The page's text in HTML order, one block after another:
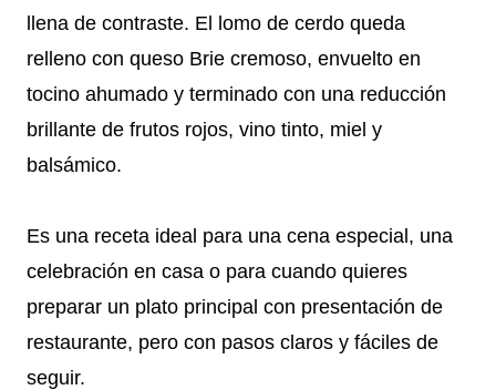
llena de contraste. El lomo de cerdo queda
relleno con queso Brie cremoso, envuelto en
tocino ahumado y terminado con una reducción
brillante de frutos rojos, vino tinto, miel y
balsámico.
Es una receta ideal para una cena especial, una
celebración en casa o para cuando quieres
preparar un plato principal con presentación de
restaurante, pero con pasos claros y fáciles de
seguir.